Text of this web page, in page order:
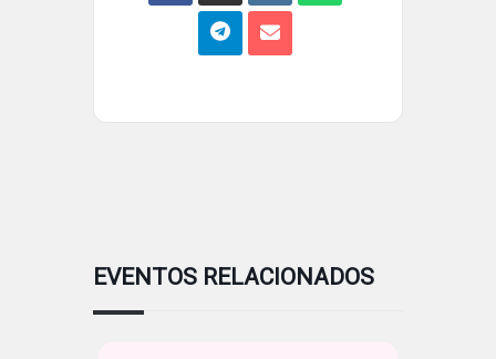
EVENTOS RELACIONADOS